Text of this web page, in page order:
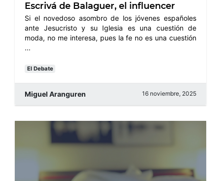
Escrivá de Balaguer, el influencer
Si el novedoso asombro de los jóvenes españoles
ante Jesucristo y su Iglesia es una cuestión de
moda, no me interesa, pues la fe no es una cuestión
...
El Debate
Miguel Aranguren 16 noviembre, 2025